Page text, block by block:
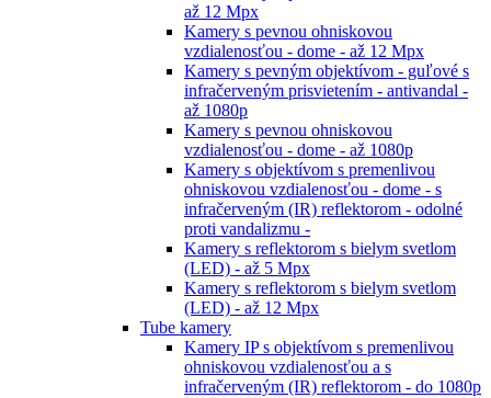
až 12 Mpx
Kamery s pevnou ohniskovou
vzdialenosťou - dome - až 12 Mpx
Kamery s pevným objektívom - guľové s
infračerveným prisvietením - antivandal -
až 1080p
Kamery s pevnou ohniskovou
vzdialenosťou - dome - až 1080p
Kamery s objektívom s premenlivou
ohniskovou vzdialenosťou - dome - s
infračerveným (IR) reflektorom - odolné
proti vandalizmu -
Kamery s reflektorom s bielym svetlom
(LED) - až 5 Mpx
Kamery s reflektorom s bielym svetlom
(LED) - až 12 Mpx
Tube kamery
Kamery IP s objektívom s premenlivou
ohniskovou vzdialenosťou a s
infračerveným (IR) reflektorom - do 1080p